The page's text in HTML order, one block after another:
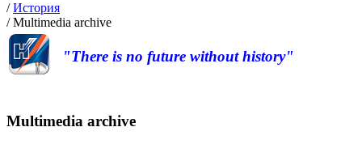
/История
/Multimedia archive
"There is no future without history"
Multimedia archive